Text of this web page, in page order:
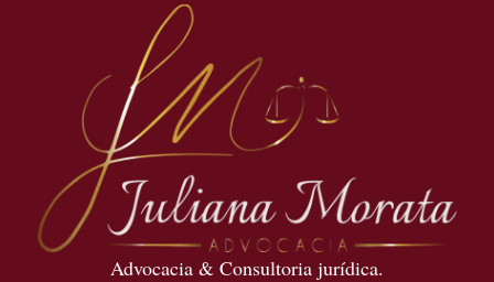
Advocacia & Consultoria jurídica.